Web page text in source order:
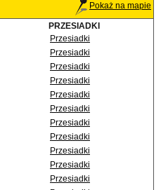
Pokaż na mapie
PRZESIADKI
Przesiadki
Przesiadki
Przesiadki
Przesiadki
Przesiadki
Przesiadki
Przesiadki
Przesiadki
Przesiadki
Przesiadki
Przesiadki